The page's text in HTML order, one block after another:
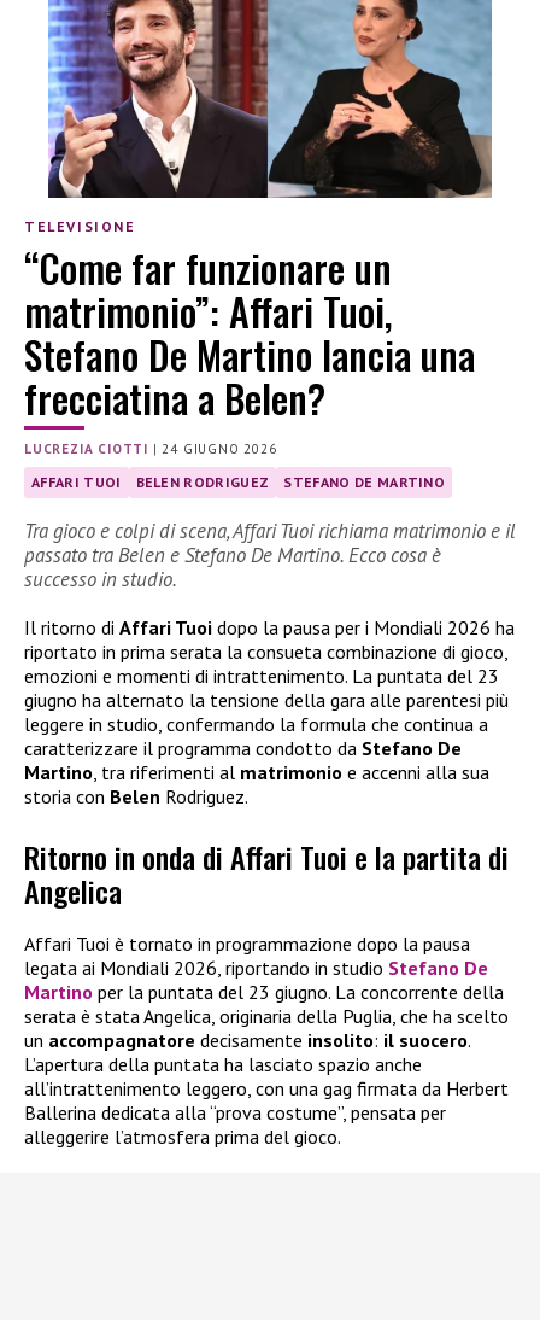
TELEVISIONE
“Come far funzionare un
matrimonio”: Affari Tuoi,
Stefano De Martino lancia una
frecciatina a Belen?
LUCREZIA CIOTTI |24 GIUGNO 2026
AFFARI TUOI BELEN RODRIGUEZ STEFANO DE MARTINO
Tra gioco e colpi di scena, Affari Tuoi richiama matrimonio e il
passato tra Belen e Stefano De Martino. Ecco cosa è
successo in studio.
Il ritorno di Affari Tuoi dopo la pausa per i Mondiali 2026 ha
riportato in prima serata la consueta combinazione di gioco,
emozioni e momenti di intrattenimento. La puntata del 23
giugno ha alternato la tensione della gara alle parentesi più
leggere in studio, confermando la formula che continua a
caratterizzare il programma condotto da Stefano De
Martino, tra riferimenti al matrimonio e accenni alla sua
storia con Belen Rodriguez.
Ritorno in onda di Affari Tuoi e la partita di
Angelica
Affari Tuoi è tornato in programmazione dopo la pausa
legata ai Mondiali 2026, riportando in studio Stefano De
Martino per la puntata del 23 giugno. La concorrente della
serata è stata Angelica, originaria della Puglia, che ha scelto
un accompagnatore decisamente insolito: il suocero.
L’apertura della puntata ha lasciato spazio anche
all’intrattenimento leggero, con una gag firmata da Herbert
Ballerina dedicata alla “prova costume”, pensata per
alleggerire l’atmosfera prima del gioco.